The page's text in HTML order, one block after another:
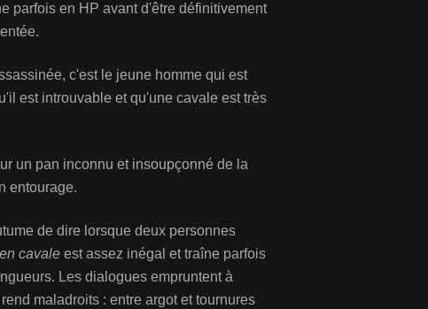
parfois en HP avant d'être définitivement
c'est le jeune homme qui est
est introuvable et qu'une cavale est très
un pan inconnu et insoupçonné de la
entourage.
de dire lorsque deux personnes
cavale est assez inégal et traîne parfois
Les dialogues empruntent à
maladroits : entre argot et tournures